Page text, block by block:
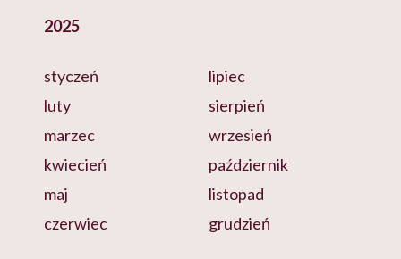
2025
styczeń
luty
marzec
kwiecień
maj
czerwiec
lipiec
sierpień
wrzesień
październik
listopad
grudzień